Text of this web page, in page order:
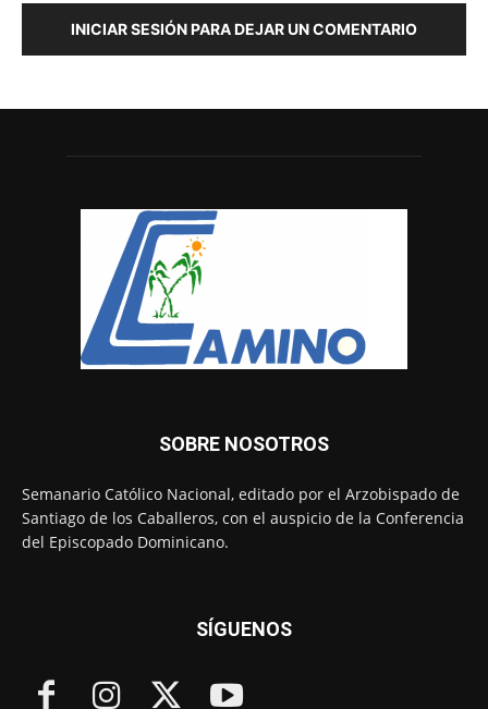
INICIAR SESIÓN PARA DEJAR UN COMENTARIO
SOBRE NOSOTROS
Semanario Católico Nacional, editado por el Arzobispado de
Santiago de los Caballeros, con el auspicio de la Conferencia
del Episcopado Dominicano.
SÍGUENOS